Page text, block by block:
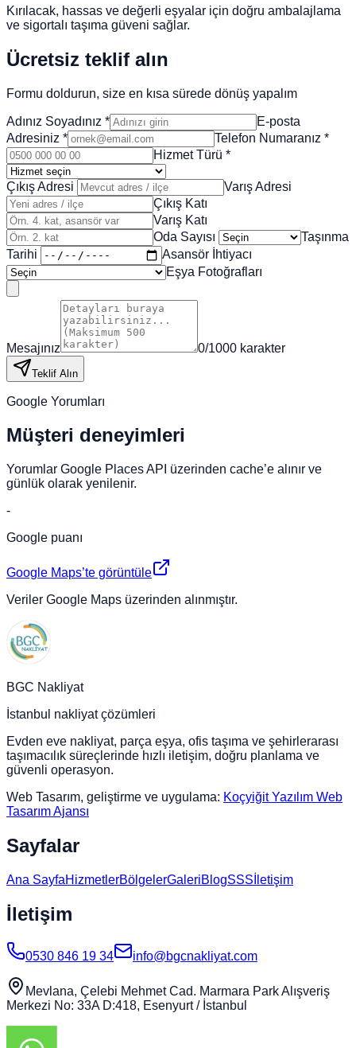
Kırılacak, hassas ve değerli eşyalar için doğru ambalajlama
ve sigortalı taşıma güveni sağlar.
Ücretsiz teklif alın
Formu doldurun, size en kısa sürede dönüş yapalım
Adınız Soyadınız *
E-posta
Adresiniz * Telefon Numaranız *
Hizmet Türü *
Çıkış Adresi
Varış Adresi
Çıkış Katı
Varış Katı
Oda Sayısı
Taşınma
Tarihi
Asansör İhtiyacı
Eşya Fotoğrafları
Mesajınız 0/1000 karakter
Teklif Alın
Google Yorumları
Müşteri deneyimleri
Yorumlar Google Places API üzerinden cache’e alınır ve
günlük olarak yenilenir.
-
Google puanı
Google Maps’te görüntüle
Veriler Google Maps üzerinden alınmıştır.
BGC Nakliyat
İstanbul nakliyat çözümleri
Evden eve nakliyat, parça eşya, ofis taşıma ve şehirlerarası
taşımacılık süreçlerinde hızlı iletişim, doğru planlama ve
güvenli operasyon.
Web Tasarım, geliştirme ve uygulama: Koçyiğit Yazılım Web
Tasarım Ajansı
Sayfalar
Ana SayfaHizmetlerBölgelerGaleriBlogSSS İletişim
İletişim
0530 846 19 34 info@bgcnakliyat.com
Mevlana, Çelebi Mehmet Cad. Marmara Park Alışveriş
Merkezi No: 33A D:418, Esenyurt / İstanbul